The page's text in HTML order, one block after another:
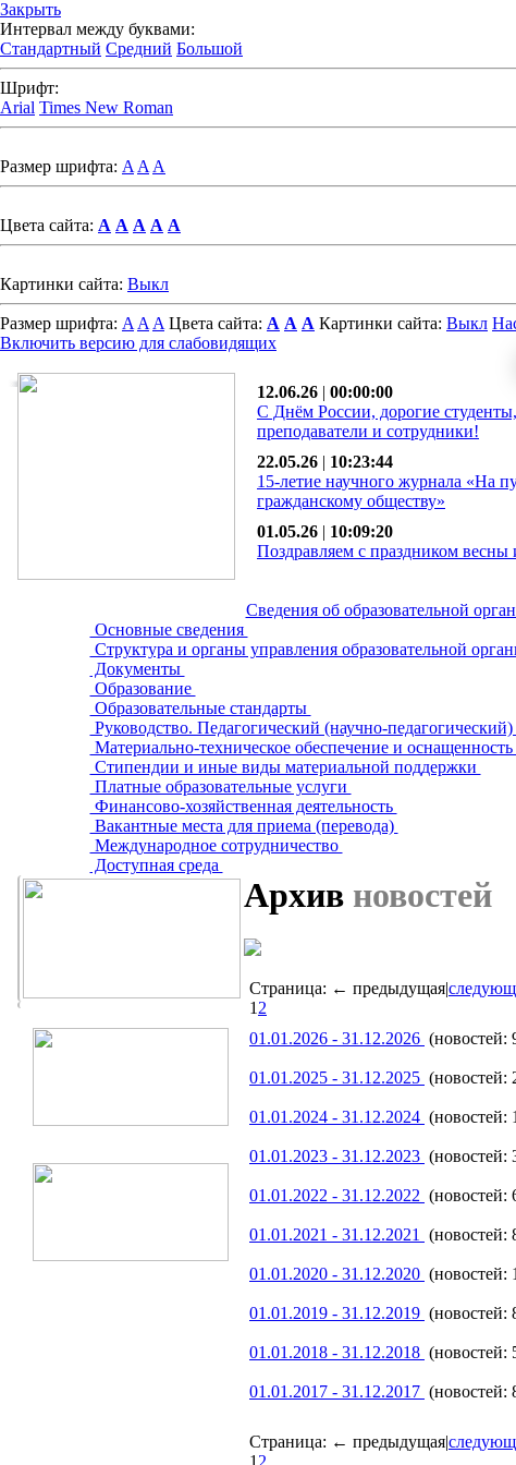
Закрыть
Интервал между буквами:
Стандартный Средний Большой
Шрифт:
Arial Times New Roman
Размер шрифта: A A A
Цвета сайта: A A A A A
Картинки сайта: Выкл
Размер шрифта: A A A Цвета сайта: A A A Картинки сайта: Выкл
Включить версию для слабовидящих
12.06.26 | 00:00:00
С Днём России, дорогие студенты,
преподаватели и сотрудники!
22.05.26 | 10:23:44
15-летие научного журнала «На
гражданскому обществу»
01.05.26 | 10:09:20
Поздравляем с праздником весны
Сведения об образовательной
Основные сведения
Структура и органы управления образовательной
Документы
Образование
Образовательные стандарты
Руководство. Педагогический (научно-педагогический)
Материально-техническое обеспечение и оснащенность
Стипендии и иные виды материальной поддержки
Платные образовательные услуги
Финансово-хозяйственная деятельность
Вакантные места для приема (перевода)
Международное сотрудничество
Доступная среда
Архив новостей
Страница: ← предыдущая|
12
01.01.2026 - 31.12.2026 (новостей:
01.01.2025 - 31.12.2025 (новостей:
01.01.2024 - 31.12.2024 (новостей:
01.01.2023 - 31.12.2023 (новостей:
01.01.2022 - 31.12.2022 (новостей:
01.01.2021 - 31.12.2021 (новостей:
01.01.2020 - 31.12.2020 (новостей:
01.01.2019 - 31.12.2019 (новостей:
01.01.2018 - 31.12.2018 (новостей:
01.01.2017 - 31.12.2017 (новостей:
Страница: ← предыдущая|